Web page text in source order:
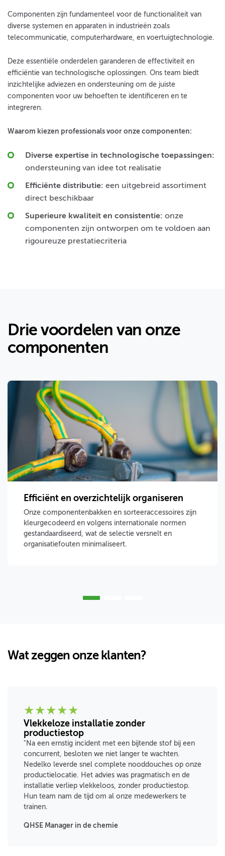
Componenten zijn fundamenteel voor de functionaliteit van
diverse systemen en apparaten in industrieën zoals
telecommunicatie, computerhardware, en voertuigtechnologie.
Deze essentiële onderdelen garanderen de effectiviteit en
efficiëntie van technologische oplossingen. Ons team biedt
inzichtelijke adviezen en ondersteuning om de juiste
componenten voor uw behoeften te identificeren en te
integreren.
Waarom kiezen professionals voor onze componenten:
Diverse expertise in technologische toepassingen:
ondersteuning van idee tot realisatie
Efficiënte distributie: een uitgebreid assortiment
direct beschikbaar
Superieure kwaliteit en consistentie: onze
componenten zijn ontworpen om te voldoen aan
rigoureuze prestatiecriteria
Drie voordelen van onze
componenten
Efficiënt en overzichtelijk organiseren
Onze componentenbakken en sorteeraccessoires zijn
kleurgecodeerd en volgens internationale normen
gestandaardiseerd, wat de selectie versnelt en
organisatiefouten minimaliseert.
Wat zeggen onze klanten?
★★★★★
Vlekkeloze installatie zonder
productiestop
"Na een ernstig incident met een bijtende stof bij een
concurrent, besloten we niet langer te wachten.
Nedelko leverde snel complete nooddouches op onze
productielocatie. Het advies was pragmatisch en de
installatie verliep vlekkeloos, zonder productiestop.
Hun team nam de tijd om al onze medewerkers te
trainen.
QHSE Manager in de chemie